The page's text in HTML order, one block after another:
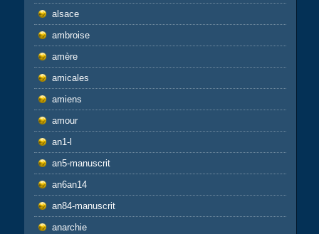
alsace
ambroise
amère
amicales
amiens
amour
an1-l
an5-manuscrit
an6an14
an84-manuscrit
anarchie